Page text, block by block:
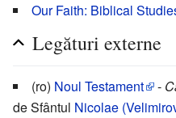
Our Faith: Biblical
Legături externe
(ro) Noul Testament -
de Sfântul Nicolae